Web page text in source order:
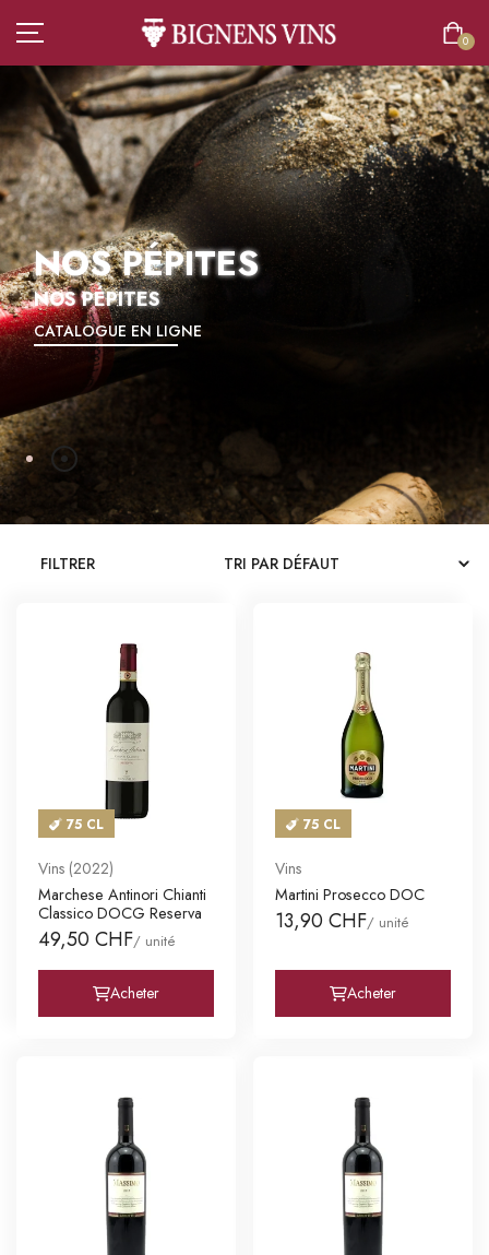
0
ACCUEIL
TOUT L’ASSORTIMENT
VINS
CHAMPAGNES
SPIRITUEUX
BIÈRES
BOISSONS SANS ALCOOL
CATALOGUES
MAGASINS
SE CONNECTER
NOS PÉPITES
NOS PÉPITES
CATALOGUE EN LIGNE
FILTRER
75 CL
Vins (2022)
Marchese Antinori Chianti
Classico DOCG Reserva
49,50 CHF/ unité
Acheter
75 CL
Vins
Martini Prosecco DOC
13,90 CHF/ unité
Acheter